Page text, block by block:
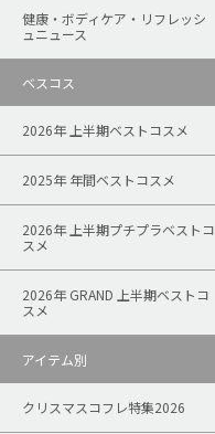
健康・ボディケア・リフレッシ
ュニュース
ベスコス
2026年 上半期ベストコスメ
2025年 年間ベストコスメ
2026年 上半期プチプラベストコ
スメ
2026年 GRAND 上半期ベストコ
スメ
アイテム別
クリスマスコフレ特集2026